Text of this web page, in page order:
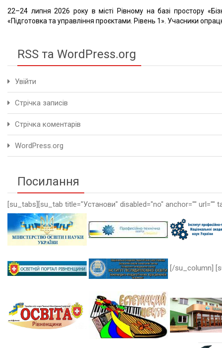
22–24 липня 2026 року в місті Рівному на базі простору
«Підготовка та управління проєктами. Рівень 1». Учасники
RSS та WordPress.org
Увійти
Стрічка записів
Стрічка коментарів
WordPress.org
Посилання
[su_tabs][su_tab title="Установи" disabled="no" anchor=""
[/su_column]